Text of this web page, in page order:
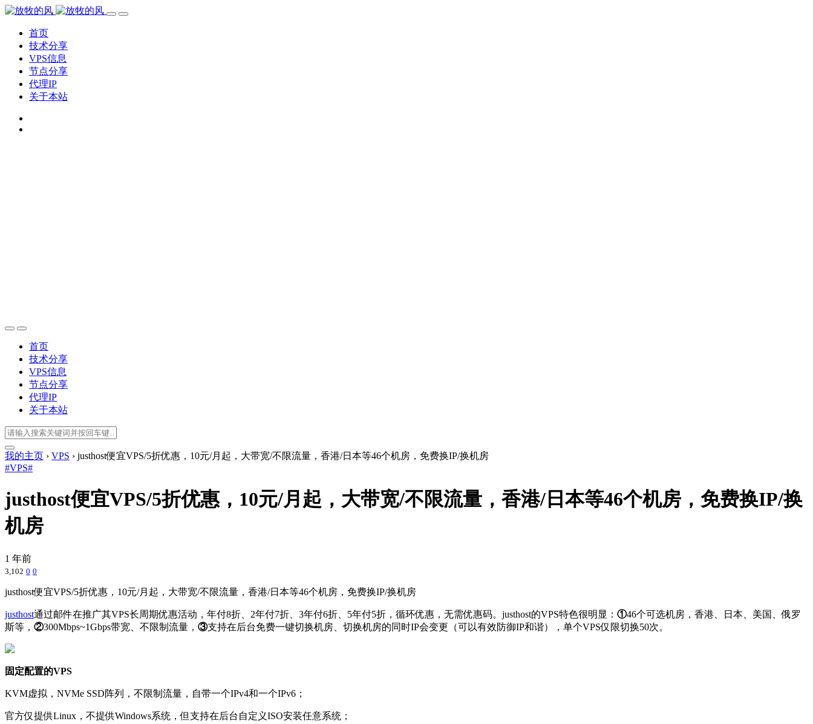
首页
技术分享
VPS信息
节点分享
代理IP
关于本站
首页
技术分享
VPS信息
节点分享
代理IP
关于本站
我的主页 › VPS › justhost便宜VPS/5折优惠，10元/月起，大带宽/不限流量，香港/日本等46个机房，免费换IP/换机房
#VPS#
justhost便宜VPS/5折优惠，10元/月起，大带宽/不限流量，香港/日本等46个机房，免费换IP/换
机房
1 年前
3,102 0 0
justhost便宜VPS/5折优惠，10元/月起，大带宽/不限流量，香港/日本等46个机房，免费换IP/换机房
justhost通过邮件在推广其VPS长周期优惠活动，年付8折、2年付7折、3年付6折、5年付5折，循环优惠，无需优惠码。justhost的VPS特色很明显： ①46个可选机房，香港、日本、美国、俄罗
斯等， ②300Mbps~1Gbps带宽、不限制流量， ③支持在后台免费一键切换机房、切换机房的同时IP会变更（可以有效防御IP和谐），单个VPS仅限切换50次。
固定配置的VPS
KVM虚拟，NVMe SSD阵列，不限制流量，自带一个IPv4和一个IPv6；
官方仅提供Linux，不提供Windows系统，但支持在后台自定义ISO安装任意系统；